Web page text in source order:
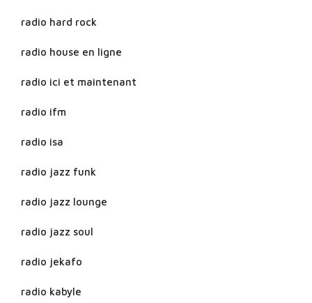
radio hard rock
radio house en ligne
radio ici et maintenant
radio ifm
radio isa
radio jazz funk
radio jazz lounge
radio jazz soul
radio jekafo
radio kabyle